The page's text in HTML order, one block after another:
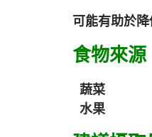
可能有助於
食物來源
蔬菜
水果